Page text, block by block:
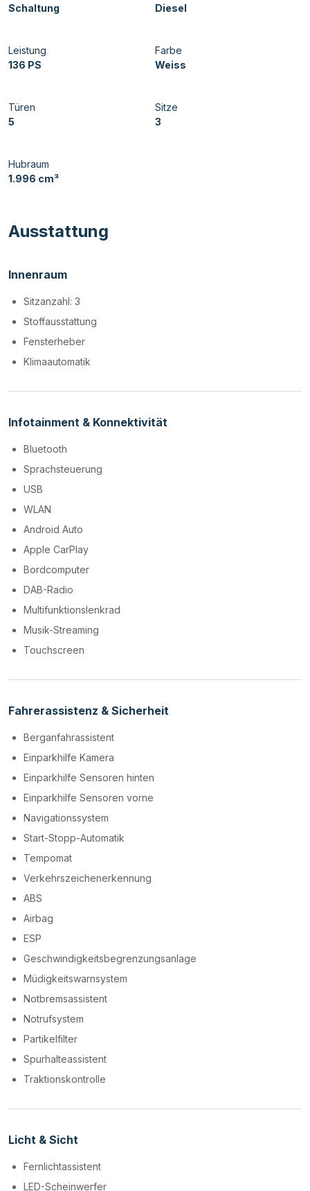
Schaltung
Diesel
Leistung
136 PS
Farbe
Weiss
Türen
5
Sitze
3
Hubraum
1.996 cm³
Ausstattung
Innenraum
Sitzanzahl: 3
Stoffausstattung
Fensterheber
Klimaautomatik
Infotainment & Konnektivität
Bluetooth
Sprachsteuerung
USB
WLAN
Android Auto
Apple CarPlay
Bordcomputer
DAB-Radio
Multifunktionslenkrad
Musik-Streaming
Touchscreen
Fahrerassistenz & Sicherheit
Berganfahrassistent
Einparkhilfe Kamera
Einparkhilfe Sensoren hinten
Einparkhilfe Sensoren vorne
Navigationssystem
Start-Stopp-Automatik
Tempomat
Verkehrszeichenerkennung
ABS
Airbag
ESP
Geschwindigkeitsbegrenzungsanlage
Müdigkeitswarnsystem
Notbremsassistent
Notrufsystem
Partikelfilter
Spurhalteassistent
Traktionskontrolle
Licht & Sicht
Fernlichtassistent
LED-Scheinwerfer